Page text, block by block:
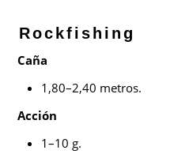
Rockfishing
Caña
1,80–2,40 metros.
Acción
1–10 g.